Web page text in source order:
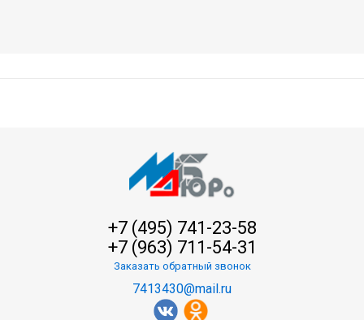
+7 (495) 741-23-58
+7 (963) 711-54-31
Заказать обратный звонок
7413430@mail.ru